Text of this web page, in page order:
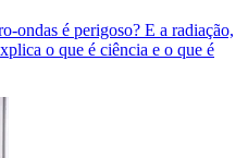
ondas é perigoso? E a radiação,
o que é ciência e o que é